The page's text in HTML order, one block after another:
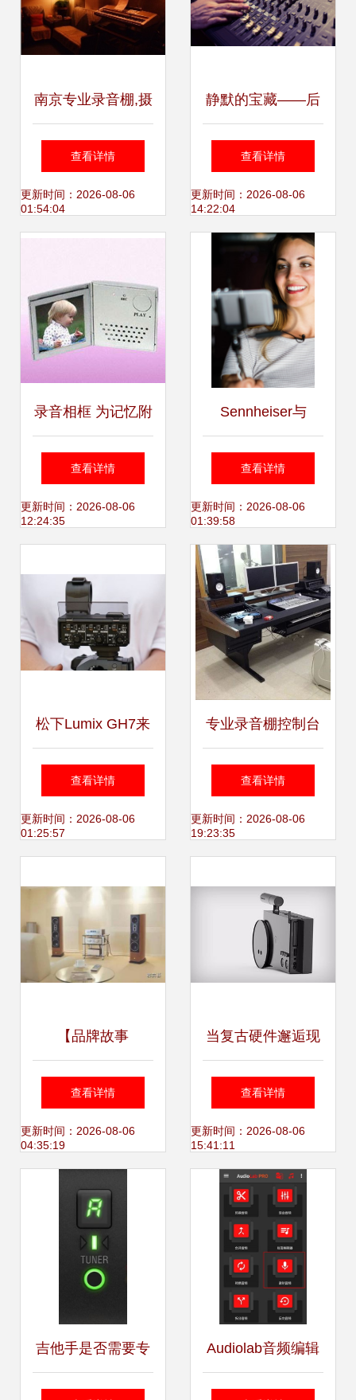
南京专业录音棚,摄
影制作,南京画册设
计印刷-必得印象
查看详情
更新时间：2026-08-06
01:54:04
静默的宝藏——后
工业时代的数字铁
匠
查看详情
更新时间：2026-08-06
14:22:04
录音相框 为记忆附
加声音的全新交互
体验
查看详情
更新时间：2026-08-06
12:24:35
Sennheiser与
Apogee联合推出首
款针对Apple iOS
设备的数字领夹话
筒
查看详情
更新时间：2026-08-06
01:39:58
松下Lumix GH7来
袭 创新性能与专业
摄影的融合
查看详情
更新时间：2026-08-06
01:25:57
专业录音棚控制台
音频制作的工业美
学
查看详情
更新时间：2026-08-06
19:23:35
【品牌故事
（一）】源于创新
热情与技术天赋
的百年辉煌
查看详情
更新时间：2026-08-06
04:35:19
当复古硬件邂逅现
代代码 索尼经典录
音机的软件重生之
旅
查看详情
更新时间：2026-08-06
15:41:11
吉他手是否需要专
门设计的声卡？
Audiolab音频编辑
器专业版 一站式录